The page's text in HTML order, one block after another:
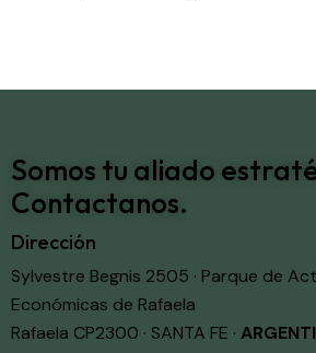
Somos tu aliado
Contactanos.
Dirección
Sylvestre Begnis 2505 · Parque de
Económicas de Rafaela
Rafaela CP2300 · SANTA FE ·